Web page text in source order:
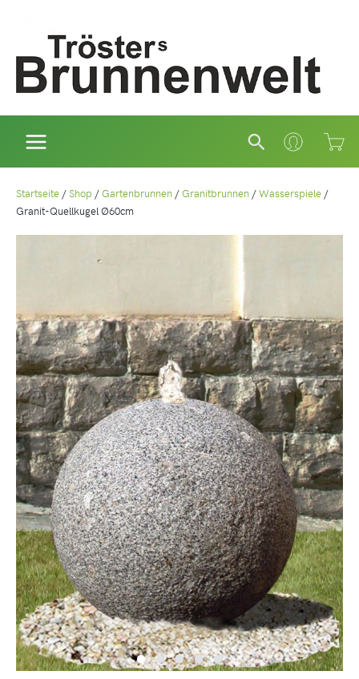
Suchen
Startseite /Shop /Gartenbrunnen /Granitbrunnen /Wasserspiele /
Granit-Quellkugel Ø60cm